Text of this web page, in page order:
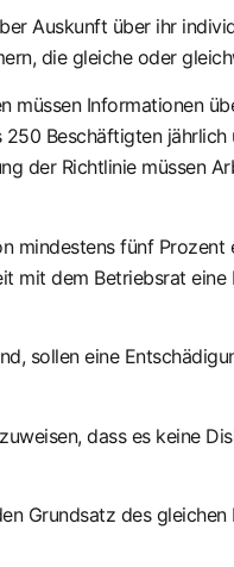
Auskunft über ihr
die gleiche oder
müssen Informationen
Beschäftigten
der Richtlinie müssen
mindestens fünf
mit dem Betriebsrat
sollen eine
dass es keine
Grundsatz des gleichen